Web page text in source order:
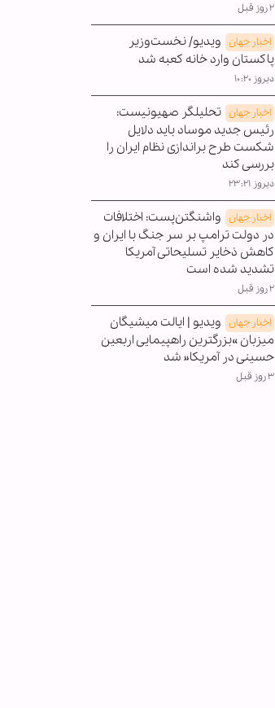
۲ روز قبل
اخبار جهان ویدیو/ نخست‌وزیر
پاکستان وارد خانه کعبه شد
دیروز ۱۰:۲۰
اخبار جهان تحلیلگر صهیونیست:
رئیس جدید موساد باید دلایل
شکست طرح براندازی نظام ایران را
بررسی کند
دیروز ۲۳:۲۱
اخبار جهان واشنگتن‌پست: اختلافات
در دولت ترامپ بر سر جنگ با ایران و
کاهش ذخایر تسلیحاتی آمریکا
تشدید شده است
۲ روز قبل
اخبار جهان ویدیو | ایالت میشیگان
میزبان »بزرگترین راهپیمایی اربعین
حسینی در آمریکا« شد
۳ روز قبل